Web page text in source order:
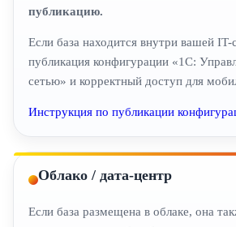
публикацию.
Если база находится внутри вашей IT-
публикация конфигурации «1С:
сетью» и корректный доступ для
Инструкция по публикации
Облако / дата-центр
Если база размещена в облаке, она